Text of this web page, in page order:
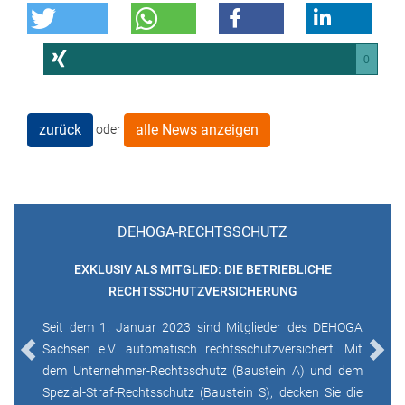
0
zurück oder alle News anzeigen
DEHOGA-RECHTSSCHUTZ
EXKLUSIV ALS MITGLIED: DIE BETRIEBLICHE
RECHTSSCHUTZVERSICHERUNG
Seit dem 1. Januar 2023 sind Mitglieder des DEHOGA
Sachsen e.V. automatisch rechtsschutzversichert. Mit
dem Unternehmer-Rechtsschutz (Baustein A) und dem
Spezial-Straf-Rechtsschutz (Baustein S), decken Sie die
Previous Next